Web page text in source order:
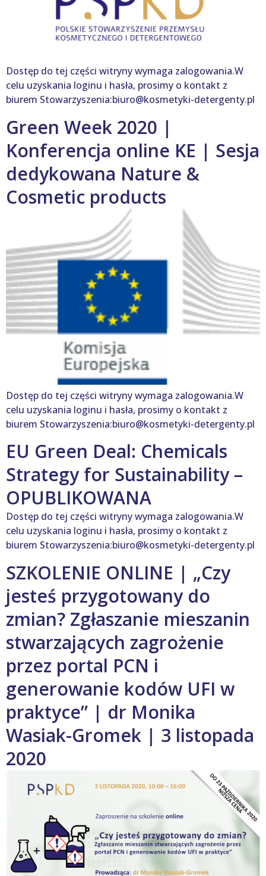
Dostęp do tej części witryny wymaga zalogowania.W
celu uzyskania loginu i hasła, prosimy o kontakt z
biurem Stowarzyszenia:biuro@kosmetyki-detergenty.pl
Green Week 2020 |
Konferencja online KE | Sesja
dedykowana Nature &
Cosmetic products
Dostęp do tej części witryny wymaga zalogowania.W
celu uzyskania loginu i hasła, prosimy o kontakt z
biurem Stowarzyszenia:biuro@kosmetyki-detergenty.pl
EU Green Deal: Chemicals
Strategy for Sustainability –
OPUBLIKOWANA
Dostęp do tej części witryny wymaga zalogowania.W
celu uzyskania loginu i hasła, prosimy o kontakt z
biurem Stowarzyszenia:biuro@kosmetyki-detergenty.pl
SZKOLENIE ONLINE | „Czy
jesteś przygotowany do
zmian? Zgłaszanie mieszanin
stwarzających zagrożenie
przez portal PCN i
generowanie kodów UFI w
praktyce” | dr Monika
Wasiak-Gromek | 3 listopada
2020